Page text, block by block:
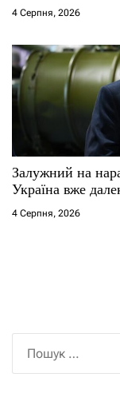
4 Серпня, 2026
Залужний на
Україна вже
4 Серпня, 2026